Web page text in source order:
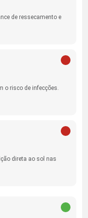
de ressecamento e
o risco de infecções.
direta ao sol nas